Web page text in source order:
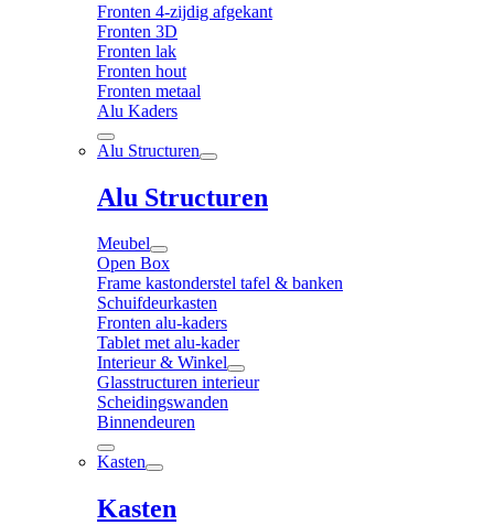
Fronten 4-zijdig afgekant
Fronten 3D
Fronten lak
Fronten hout
Fronten metaal
Alu Kaders
Alu Structuren
Alu Structuren
Meubel
Open Box
Frame kastonderstel tafel & banken
Schuifdeurkasten
Fronten alu-kaders
Tablet met alu-kader
Interieur & Winkel
Glasstructuren interieur
Scheidingswanden
Binnendeuren
Kasten
Kasten